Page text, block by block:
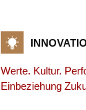
Werte. Kultur.
Einbeziehung